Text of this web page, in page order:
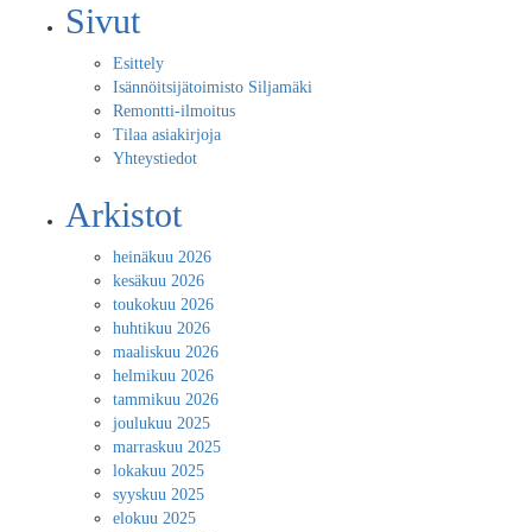
Sivut
Esittely
Isännöitsijätoimisto Siljamäki
Remontti-ilmoitus
Tilaa asiakirjoja
Yhteystiedot
Arkistot
heinäkuu 2026
kesäkuu 2026
toukokuu 2026
huhtikuu 2026
maaliskuu 2026
helmikuu 2026
tammikuu 2026
joulukuu 2025
marraskuu 2025
lokakuu 2025
syyskuu 2025
elokuu 2025